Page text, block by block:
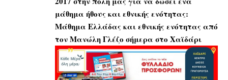
μάθημα ήθους και εθνικής ενότητας:
Μάθημα Ελλάδας και εθνικής ενότητας από
τον Μανώλη Γλέζο σήμερα στο Χαϊδάρι